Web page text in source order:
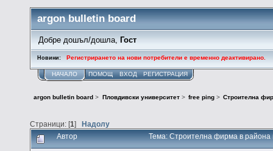
argon bulletin board
Добре дошъл/дошла, Гост
Новини: Регистрирането на нови потребители е временно деактивирано.
НАЧАЛО ПОМОЩ ВХОД РЕГИСТРАЦИЯ
argon bulletin board > Пловдивски университет> free ping> Строителна
Страници: [1] Надолу
Автор Тема: Строителна фирма в